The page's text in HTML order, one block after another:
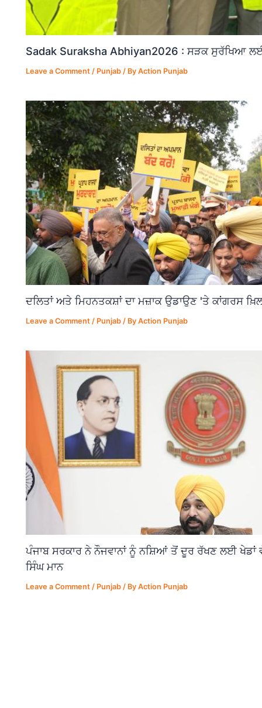
Sadak Suraksha Abhiyan2026 : ਸੜਕ ਸੁਰੱਖਿਆ
Leave a Comment / Punjab / ByAction Punjab
ਦਲਿਤਾਂ ਅਤੇ ਮਿਹਨਤਕਸ਼ਾਂ ਦਾ ਮਜ਼ਾਕ ਉਡਾਉਣ 'ਤੇ ਕਾਂਗਰਸ
Leave a Comment / Punjab / ByAction Punjab
ਪੰਜਾਬ ਸਰਕਾਰ ਨੇ ਨੌਜਵਾਨਾਂ ਨੂੰ ਨਸ਼ਿਆਂ ਤੋਂ ਦੂਰ ਰੱਖਣ ਲਈ ਖੇਡਾਂ
ਸਿੰਘ ਮਾਨ
Leave a Comment / Punjab / ByAction Punjab